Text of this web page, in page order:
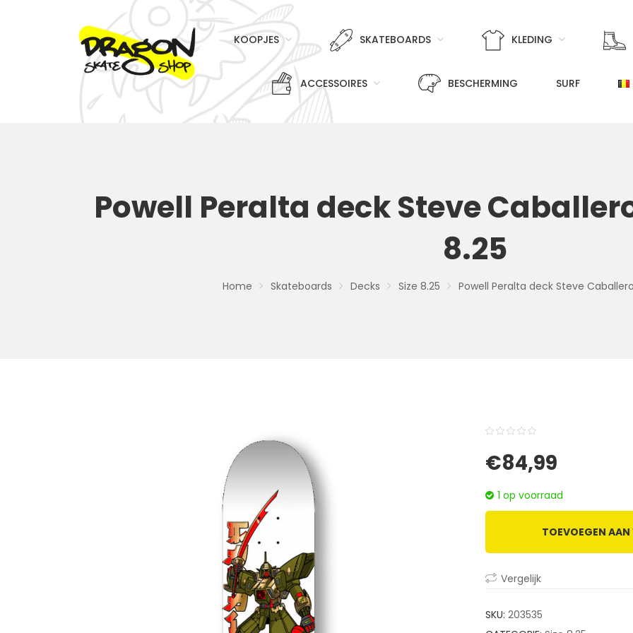
KOOPJES SKATEBOARDS KLEDING
ACCESSOIRES BESCHERMING SURF
Powell Peralta deck Steve
8.25
Home Skateboards Decks Size 8.25 Powell Peralta deck Steve
out
based
on
ratings
€84,99
1 op voorraad
TOEVOEGEN
Vergelijk
SKU: 203535